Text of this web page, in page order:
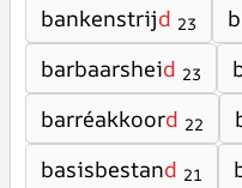
bankenstrijd 23
barbaarsheid 23
barréakkoord 22
basisbestand 21